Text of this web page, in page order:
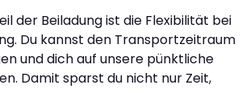
der Beiladung ist die Flexibilität bei
Du kannst den Transportzeitraum
und dich auf unsere pünktliche
Damit sparst du nicht nur Zeit,